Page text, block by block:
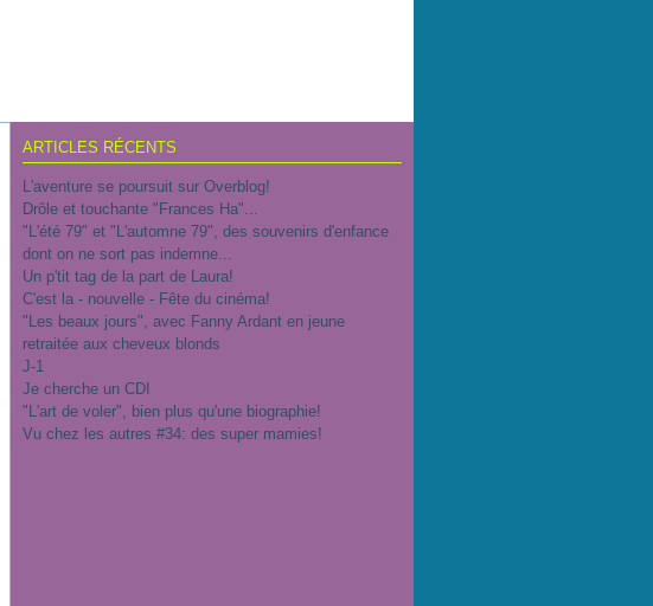
ARTICLES RÉCENTS
L'aventure se poursuit sur Overblog!
Drôle et touchante "Frances Ha"...
"L'été 79" et "L'automne 79", des souvenirs d'enfance
dont on ne sort pas indemne...
Un p'tit tag de la part de Laura!
C'est la - nouvelle - Fête du cinéma!
"Les beaux jours", avec Fanny Ardant en jeune
retraitée aux cheveux blonds
J-1
Je cherche un CDI
"L'art de voler", bien plus qu'une biographie!
Vu chez les autres #34: des super mamies!